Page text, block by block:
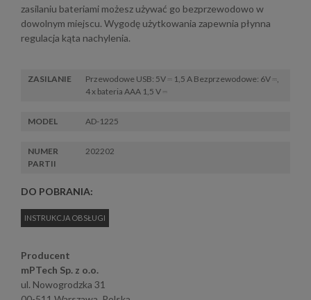
zasilaniu bateriami możesz używać go bezprzewodowo w
dowolnym miejscu. Wygodę użytkowania zapewnia płynna
regulacja kąta nachylenia.
ZASILANIE
Przewodowe USB: 5V ⎓ 1,5 A Bezprzewodowe: 6V ⎓,
4 x bateria AAA 1,5 V ⎓
MODEL AD-1225
NUMER
PARTII
202202
DO POBRANIA:
INSTRUKCJA OBSŁUGI
Producent
mPTech Sp. z o.o.
ul. Nowogrodzka 31